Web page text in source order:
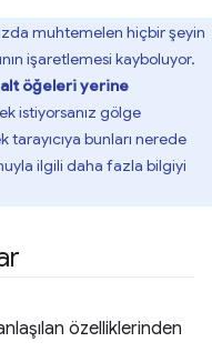
muhtemelen hiçbir şeyin
işaretlemesi kayboluyor.
öğeleri yerine
istiyorsanız gölge
tarayıcıya bunları nerede
ilgili daha fazla bilgiyi
özelliklerinden